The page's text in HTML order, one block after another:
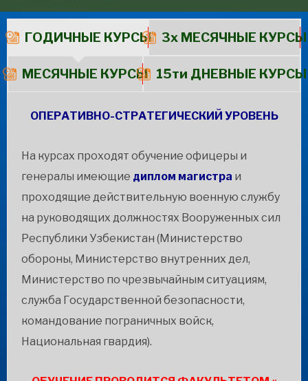
ГОДИЧНЫЕ КУРСЫ 3х МЕСЯЧНЫЕ КУРСЫ
МЕСЯЧНЫЕ КУРСЫ 15ти ДНЕВНЫЕ КУРСЫ
ОПЕРАТИВНО-СТРАТЕГИЧЕСКИЙ УРОВЕНЬ
На курсах проходят обучение офицеры и
генералы имеющие диплом магистра и
проходящие действительную военную службу
на руководящих должностях Вооруженных сил
Республики Узбекистан (Министерство
обороны, Министерство внутренних дел,
Министерство по чрезвычайным ситуациям,
служба Государственной безопасности,
командование пограничных войск,
Национальная гвардия).